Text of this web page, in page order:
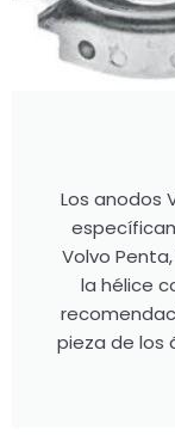
Los anodos
Volvo
la hélice
pieza de los